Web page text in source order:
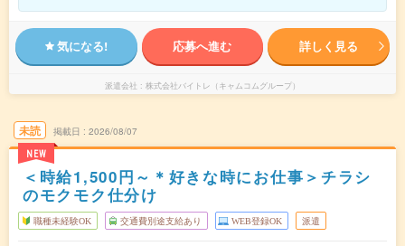
気になる! 応募へ進む 詳しく見る
派遣会社 株式会社バイトレ（キャムコムグループ）
未読
NEW
掲載日 2026/08/07
＜時給1,500円～＊好きな時にお仕事＞チラシ
のモクモク仕分け
職種未経験OK 交通費別途支給あり WEB登録OK 派遣